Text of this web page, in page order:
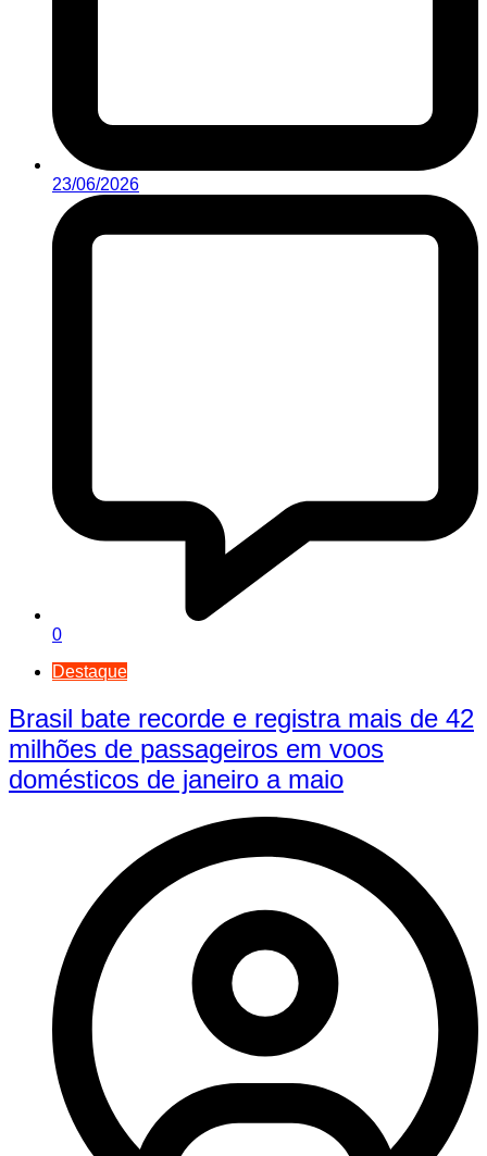
23/06/2026
0
Destaque
Brasil bate recorde e registra mais de 42
milhões de passageiros em voos
domésticos de janeiro a maio